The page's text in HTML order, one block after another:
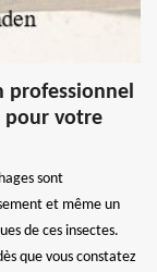
professionnel
pour votre
sont
et même un
de ces insectes.
que vous constatez